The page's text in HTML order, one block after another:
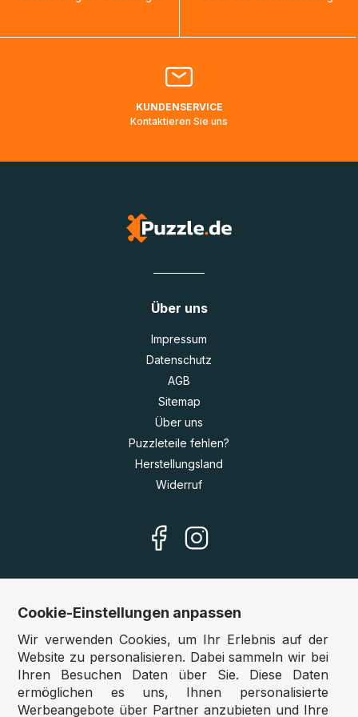
bearbeitet werden.
Bitte kontaktieren Sie denKundenservicefalls Ihr Paket
Lieferadressen in Deutschland oder Europa mehrere Tage
KUNDENSERVICE
Kontaktieren Sie uns
Über uns
Impressum
Datenschutz
AGB
Sitemap
Über uns
Puzzleteile fehlen?
Herstellungsland
Widerruf
Unsere Shops
Deutschland:www.puzzle.de
Österreich:
www.puzzle.at
Belgien:www.puzzle.be
Cookie-Einstellungen anpassen
Wir verwenden Cookies, um Ihr Erlebnis auf der
Website zu personalisieren. Dabei sammeln wir bei
Ihren Besuchen Daten über Sie. Diese Daten
ermöglichen es uns, Ihnen personalisierte
Werbeangebote über Partner anzubieten und Ihre